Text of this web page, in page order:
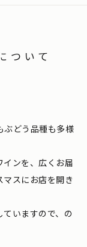
ついて
ぶどう品種も多様
インを、広くお届
マスにお店を開き
いますので、の